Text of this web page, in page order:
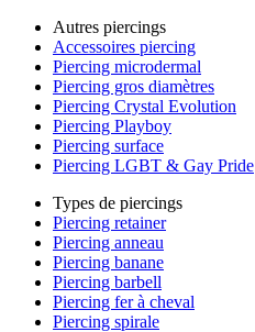
Autres piercings
Accessoires piercing
Piercing microdermal
Piercing gros diamètres
Piercing Crystal Evolution
Piercing Playboy
Piercing surface
Piercing LGBT & Gay Pride
Types de piercings
Piercing retainer
Piercing anneau
Piercing banane
Piercing barbell
Piercing fer à cheval
Piercing spirale